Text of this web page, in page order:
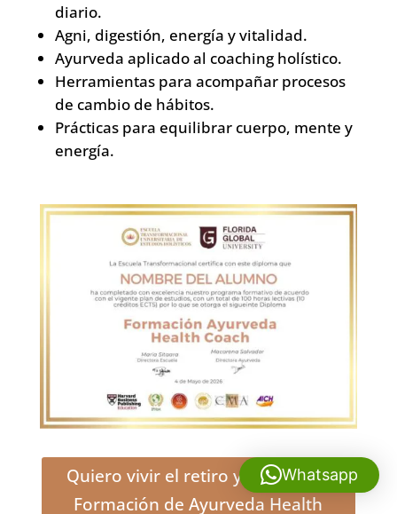
diario.
Agni, digestión, energía y vitalidad.
Ayurveda aplicado al coaching holístico.
Herramientas para acompañar procesos
de cambio de hábitos.
Prácticas para equilibrar cuerpo, mente y
energía.
Quiero vivir el retiro y conocer la
Formación de Ayurveda Health
Whatsapp